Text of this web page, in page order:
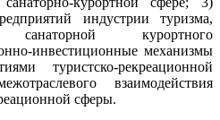
индустрии туризма,
курортного
инвестиционные механизмы
туристско-рекреационной
взаимодействия
сферы.